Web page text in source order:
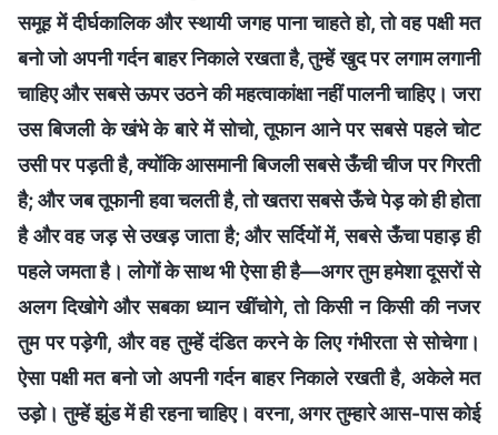
समूह में दीर्घकालिक और स्थायी जगह पाना चाहते हो, तो वह पक्षी मत
बनो जो अपनी गर्दन बाहर निकाले रखता है, तुम्हें खुद पर लगाम लगानी
चाहिए और सबसे ऊपर उठने की महत्वाकांक्षा नहीं पालनी चाहिए। जरा
उस बिजली के खंभे के बारे में सोचो, तूफान आने पर सबसे पहले चोट
उसी पर पड़ती है, क्योंकि आसमानी बिजली सबसे ऊँची चीज पर गिरती
है; और जब तूफानी हवा चलती है, तो खतरा सबसे ऊँचे पेड़ को ही होता
है और वह जड़ से उखड़ जाता है; और सर्दियों में, सबसे ऊँचा पहाड़ ही
पहले जमता है। लोगों के साथ भी ऐसा ही है—अगर तुम हमेशा दूसरों से
अलग दिखोगे और सबका ध्यान खींचोगे, तो किसी न किसी की नजर
तुम पर पड़ेगी, और वह तुम्हें दंडित करने के लिए गंभीरता से सोचेगा।
ऐसा पक्षी मत बनो जो अपनी गर्दन बाहर निकाले रखती है, अकेले मत
उड़ो। तुम्हें झुंड में ही रहना चाहिए। वरना, अगर तुम्हारे आस-पास कोई